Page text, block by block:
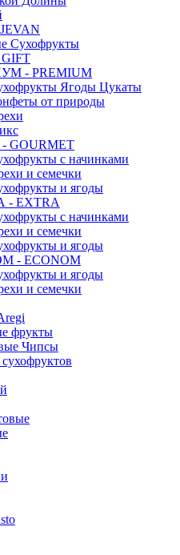
Сухофрукты
- PREMIUM
Ягоды Цукаты
от природы
GOURMET
с начинками
и семечки
и ягоды
- EXTRA
с начинками
и семечки
и ягоды
- ECONOM
и ягоды
и семечки
фрукты
Чипсы